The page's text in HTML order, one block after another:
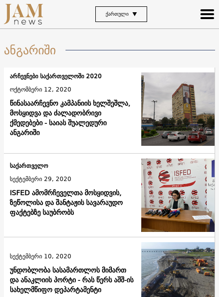
ᲥᲐᲠᲗᲣᲚᲘ
ანგარიში
წინასაარჩევნო კამპანიის ხელშეშლა,
მოსყიდვა და ძალადობრივი
ქმედებები - საიას შუალედური
ანგარიში
არჩევნები საქართველოში 2020
ოქტომბერი 12, 2020
ISFED ამომრჩეველთა მოსყიდვის,
ზეწოლისა და შანტაჟის სავარაუდო
ფაქტებზე საუბრობს
საქართველო
სექტემბერი 29, 2020
უნდობლობა სასამართლოს მიმართ
და ანაკლიის პორტი - რას წერს აშშ-ის
სახელმწიფო დეპარტამენტი
სექტემბერი 10, 2020